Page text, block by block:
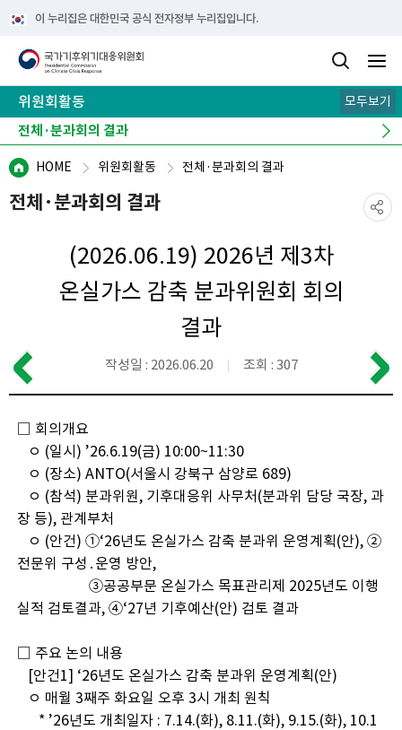
이 누리집은 대한민국 공식 전자정부 누리집입니다.
위원회활동
전체·분과회의 결과
위원회 현장
역대 위원 활동
모두보기
HOME 위원회활동 전체·분과회의 결과
전체·분과회의 결과
(2026.06.19) 2026년 제3차
온실가스 감축 분과위원회 회의
결과
작성일 : 2026.06.20 조회 : 307
□ 회의개요
ㅇ (일시) ’26.6.19(금) 10:00~11:30
ㅇ (장소) ANTO(서울시 강북구 삼양로 689)
ㅇ (참석) 분과위원, 기후대응위 사무처(분과위 담당 국장, 과
장 등), 관계부처
ㅇ (안건) ①‘26년도 온실가스 감축 분과위 운영계획(안), ②
전문위 구성․운영 방안,
③공공부문 온실가스 목표관리제 2025년도 이행
실적 검토결과, ④‘27년 기후예산(안) 검토 결과
□ 주요 논의 내용
[안건1] ‘26년도 온실가스 감축 분과위 운영계획(안)
ㅇ 매월 3째주 화요일 오후 3시 개최 원칙
* ’26년도 개최일자 : 7.14.(화), 8.11.(화), 9.15.(화), 10.1